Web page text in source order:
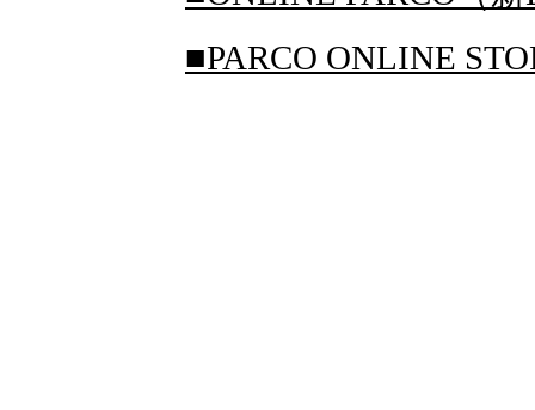
■PARCO ONLINE